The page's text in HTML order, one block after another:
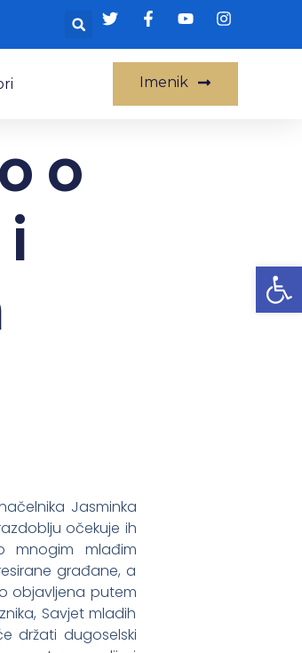
Imenik
o
Jasminka
očekuje ih
mnogim mlađim
građane, a
objavljena putem
Savjet mladih
držati dugoselski